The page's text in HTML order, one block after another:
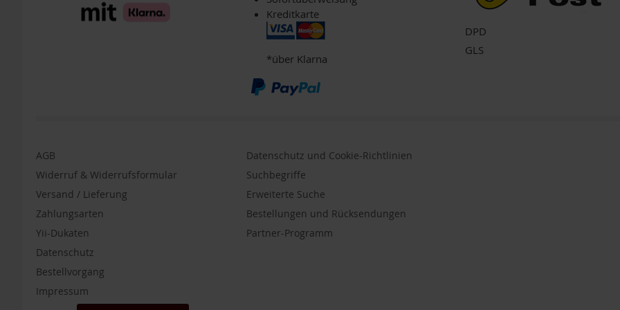
TAKEme
Glücksnahrung
Kakao-
Banane
TAKEme
TAKEme
Kreditkarte
*über Klarna
DPD
GLS
AGB
Widerruf & Widerrufsformular
Versand / Lieferung
Zahlungsarten
Yii-Dukaten
Datenschutz
Bestellvorgang
Impressum
Datenschutz und Cookie-Richtlinien
Suchbegriffe
Erweiterte Suche
Bestellungen und Rücksendungen
Partner-Programm